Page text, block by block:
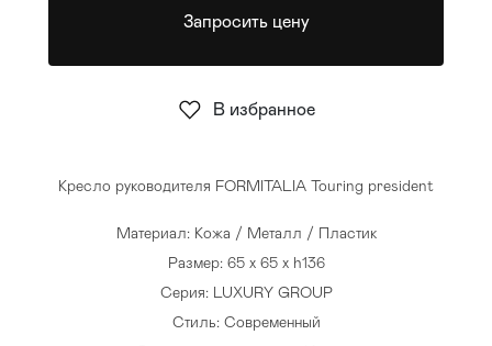
Кресло руководителя FORMITALIA Touring president
Материал: Кожа / Металл / Пластик
Размер: 65 x 65 x h136
Серия: LUXURY GROUP
Стиль: Современный
Запросить цену
В избранное